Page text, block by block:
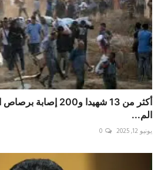
أكثر من 13 شهيدا و200
الم...
يونيو 12, 2025 0